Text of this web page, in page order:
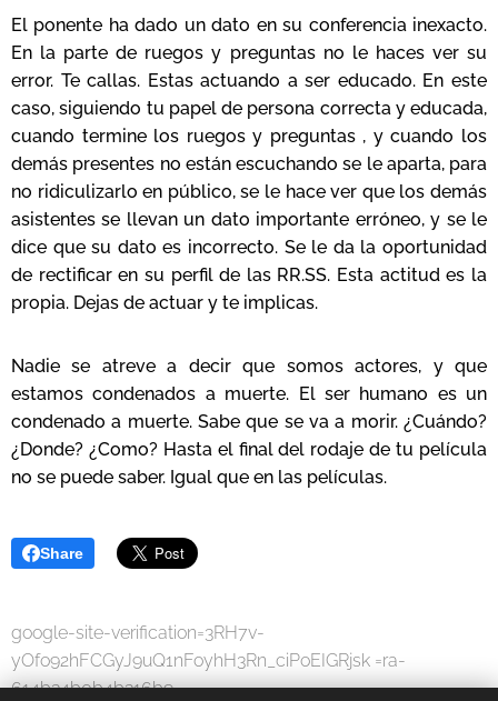
El ponente ha dado un dato en su conferencia inexacto.
En la parte de ruegos y preguntas no le haces ver su
error. Te callas. Estas actuando a ser educado. En este
caso, siguiendo tu papel de persona correcta y educada,
cuando termine los ruegos y preguntas , y cuando los
demás presentes no están escuchando se le aparta, para
no ridiculizarlo en público, se le hace ver que los demás
asistentes se llevan un dato importante erróneo, y se le
dice que su dato es incorrecto. Se le da la oportunidad
de rectificar en su perfil de las RR.SS. Esta actitud es la
propia. Dejas de actuar y te implicas.
Nadie se atreve a decir que somos actores, y que
estamos condenados a muerte. El ser humano es un
condenado a muerte. Sabe que se va a morir. ¿Cuándo?
¿Donde? ¿Como? Hasta el final del rodaje de tu película
no se puede saber. Igual que en las películas.
Share
google-site-verification=3RH7v-
yOfo92hFCGyJ9uQ1nFoyhH3Rn_ciPoEIGRjsk =ra-
614b34b0b4b316b9